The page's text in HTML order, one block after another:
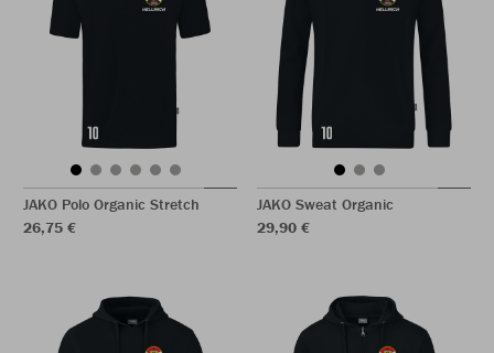
JAKO Polo Organic Stretch
26,75 €
JAKO Sweat Organic
29,90 €